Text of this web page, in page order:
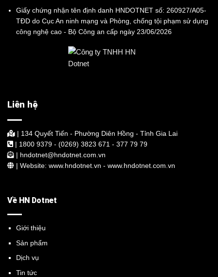
Giấy chứng nhận tên định danh HNDOTNET số: 260927/A05-
TĐD do Cục An ninh mạng và Phòng, chống tội phạm sử dụng
công nghệ cao - Bộ Công an cấp ngày 23/06/2026
Liên hệ
| 134 Quyết Tiến - Phường Diên Hồng - Tỉnh Gia Lai
| 1800 9379 - (0269) 3823 671 - 377 79 79
| hndotnet@hndotnet.com.vn
| Website: www.hndotnet.vn - www.hndotnet.com.vn
Về HN Dotnet
Giới thiệu
Sản phẩm
Dịch vụ
Tin tức